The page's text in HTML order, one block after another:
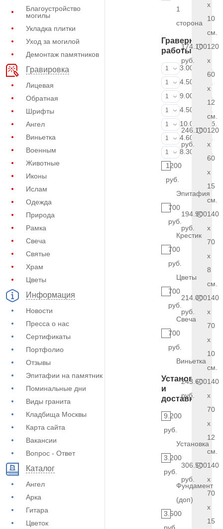
Благоустройство
могилы
Укладка плитки
Уход за могилой
Демонтаж памятников
Гравировка
Лицевая
Обратная
Шрифты
Ангел
Виньетка
Военным
Животные
Иконы
Ислам
Одежда
Природа
Рамка
Свеча
Святые
Храм
Цветы
Информация
Новости
Пресса о нас
Сертификаты
Портфолио
Отзывы
Эпитафии на памятник
Поминальные дни
Виды гранита
Кладбища Москвы
Карта сайта
Вакансии
Вопрос - Ответ
Каталог
Ангел
Арка
Гитара
Цветок
1
сторона
Граверные
работы
ФИО и даты
1
3.000 руб.
ФИО и даты
1
4.500 руб.
ФИО и даты
1
9.000 руб.
Портрет
1
4.500 руб.
Портрет
1
10.000 руб.
Фотокерамика
1
4.600 руб.
Фото на
1
8.300 руб.
1200
руб.
Эпитафия
700
руб.
Крестик
700
руб.
Цветы
700
руб.
Свеча
700
руб.
Виньетка
Установка
и
доставка
9.200
руб.
Установка
3.200
руб.
Фундамент
(доп)
3.500
x
10
см.
174.100
руб.
120
x
60
x
12
см.
246.100
руб.
120
x
60
x
15
см.
194.900
руб.
140
x
70
x
8
см.
214.000
руб.
140
x
70
x
10
см.
243.600
руб.
140
x
70
x
12
см.
306.500
руб.
140
x
70
x
15